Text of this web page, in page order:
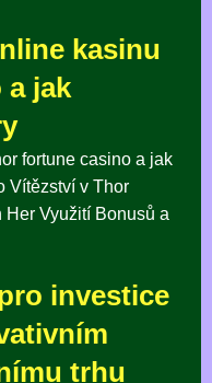
kasinu
jak
fortune casino a jak
Vítězství v Thor
Využití Bonusů a
investice
trhu